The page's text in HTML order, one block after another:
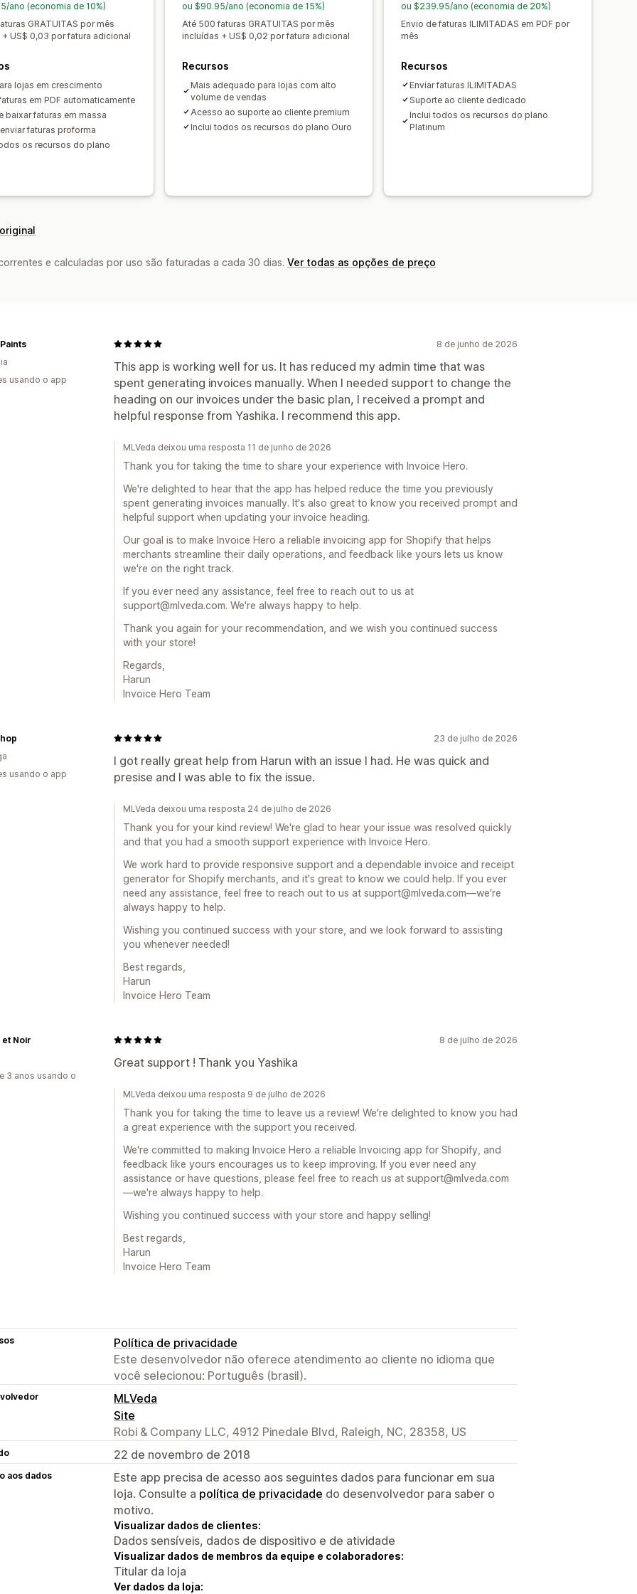
ano (economia de 10%)
GRATUITAS por mês
US$ 0,03 por fatura adicional
lojas em crescimento
em PDF automaticamente
baixar faturas em massa
faturas proforma
os recursos do plano
ou $90.95/ano (economia de 15%)
Até 500 faturas GRATUITAS por mês
incluídas + US$ 0,02 por fatura adicional
Recursos
Mais adequado para lojas com alto
volume de vendas
Acesso ao suporte ao cliente premium
Inclui todos os recursos do plano Ouro
ou $239.95/ano (economia de 20%)
Envio de faturas ILIMITADAS em PDF por
mês
Recursos
Enviar faturas ILIMITADAS
Suporte ao cliente dedicado
Inclui todos os recursos do plano
Platinum
e calculadas por uso são faturadas a cada 30 dias. Ver todas as opções de preço
8 de junho de 2026
This app is working well for us. It has reduced my admin time that was
spent generating invoices manually. When I needed support to change the
heading on our invoices under the basic plan, I received a prompt and
helpful response from Yashika. I recommend this app.
usando o app
MLVeda deixou uma resposta 11 de junho de 2026
Thank you for taking the time to share your experience with Invoice Hero.
We're delighted to hear that the app has helped reduce the time you previously
spent generating invoices manually. It's also great to know you received prompt and
helpful support when updating your invoice heading.
Our goal is to make Invoice Hero a reliable invoicing app for Shopify that helps
merchants streamline their daily operations, and feedback like yours lets us know
we're on the right track.
If you ever need any assistance, feel free to reach out to us at
support@mlveda.com. We're always happy to help.
Thank you again for your recommendation, and we wish you continued success
with your store!
Regards,
Harun
Invoice Hero Team
23 de julho de 2026
I got really great help from Harun with an issue I had. He was quick and
presise and I was able to fix the issue.
usando o app
MLVeda deixou uma resposta 24 de julho de 2026
Thank you for your kind review! We're glad to hear your issue was resolved quickly
and that you had a smooth support experience with Invoice Hero.
We work hard to provide responsive support and a dependable invoice and receipt
generator for Shopify merchants, and it's great to know we could help. If you ever
need any assistance, feel free to reach out to us at support@mlveda.com—we're
always happy to help.
Wishing you continued success with your store, and we look forward to assisting
you whenever needed!
Best regards,
Harun
Invoice Hero Team
8 de julho de 2026
Great support ! Thank you Yashika
et Noir
3 anos usando o
MLVeda deixou uma resposta 9 de julho de 2026
Thank you for taking the time to leave us a review! We're delighted to know you had
a great experience with the support you received.
We're committed to making Invoice Hero a reliable Invoicing app for Shopify, and
feedback like yours encourages us to keep improving. If you ever need any
assistance or have questions, please feel free to reach us at support@mlveda.com
—we're always happy to help.
Wishing you continued success with your store and happy selling!
Best regards,
Harun
Invoice Hero Team
Política de privacidade
Este desenvolvedor não oferece atendimento ao cliente no idioma que
você selecionou: Português (brasil).
MLVeda
Site
Robi & Company LLC, 4912 Pinedale Blvd, Raleigh, NC, 28358, US
22 de novembro de 2018
aos dados
Este app precisa de acesso aos seguintes dados para funcionar em sua
loja. Consulte a política de privacidade do desenvolvedor para saber o
motivo.
Visualizar dados de clientes:
Dados sensíveis, dados de dispositivo e de atividade
Visualizar dados de membros da equipe e colaboradores:
Titular da loja
Ver dados da loja: